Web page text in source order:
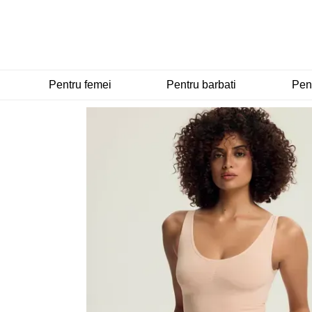
Pentru femei Pentru barbati